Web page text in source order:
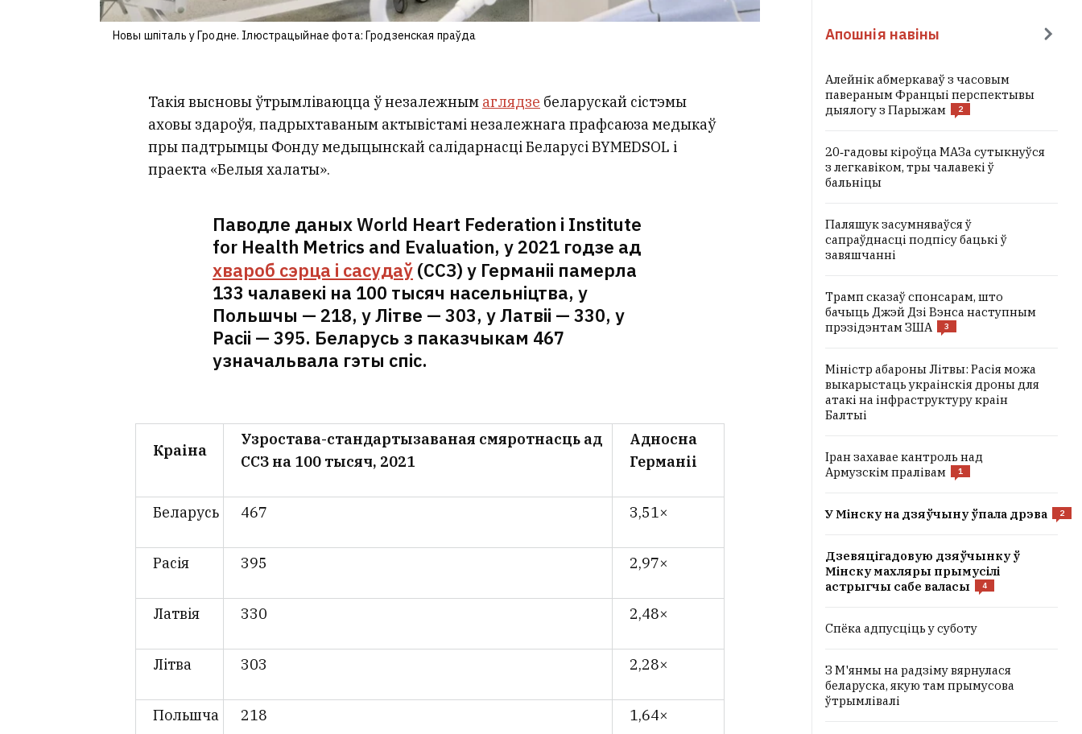
Новы шпіталь у Гродне. Ілюстрацыйнае фота: Гродзенская праўда
Такія высновы ўтрымліваюцца ў незалежным аглядзе беларускай сістэмы
аховы здароўя, падрыхтаваным актывістамі незалежнага прафсаюза медыкаў
пры падтрымцы Фонду медыцынскай салідарнасці Беларусі BYMEDSOL і
праекта «Белыя халаты».
Паводле даных World Heart Federation і Institute
for Health Metrics and Evaluation, у 2021 годзе ад
хвароб сэрца і сасудаў (ССЗ) у Германіі памерла
133 чалавекі на 100 тысяч насельніцтва, у
Польшчы — 218, у Літве — 303, у Латвіі — 330, у
Расіі — 395. Беларусь з паказчыкам 467
узначальвала гэты спіс.
Краіна
Узростава-стандартызаваная смяротнасць ад
ССЗ на 100 тысяч, 2021
Адносна
Германіі
Беларусь 467 3,51×
Расія 395 2,97×
Латвія 330 2,48×
Літва 303 2,28×
Польшча 218 1,64×
Апошнія навіны
Алейнік абмеркаваў з часовым
павераным Францыі перспектывы
дыялогу з Парыжам
2
20‑гадовы кіроўца МАЗа сутыкнуўся
з легкавіком, тры чалавекі ў
бальніцы
Паляшук засумняваўся ў
сапраўднасці подпісу бацькі ў
завяшчанні
Трамп сказаў спонсарам, што
бачыць Джэй Дзі Вэнса наступным
прэзідэнтам ЗША
3
Міністр абароны Літвы: Расія можа
выкарыстаць украінскія дроны для
атакі на інфраструктуру краін
Балтыі
Іран захавае кантроль над
Армузскім пралівам
1
У Мінску на дзяўчыну ўпала дрэва 2
Дзевяцігадовую дзяўчынку ў
Мінску махляры прымусілі
астрыгчы сабе валасы
4
Спёка адпусціць у суботу
З М'янмы на радзіму вярнулася
беларуска, якую там прымусова
ўтрымлівалі